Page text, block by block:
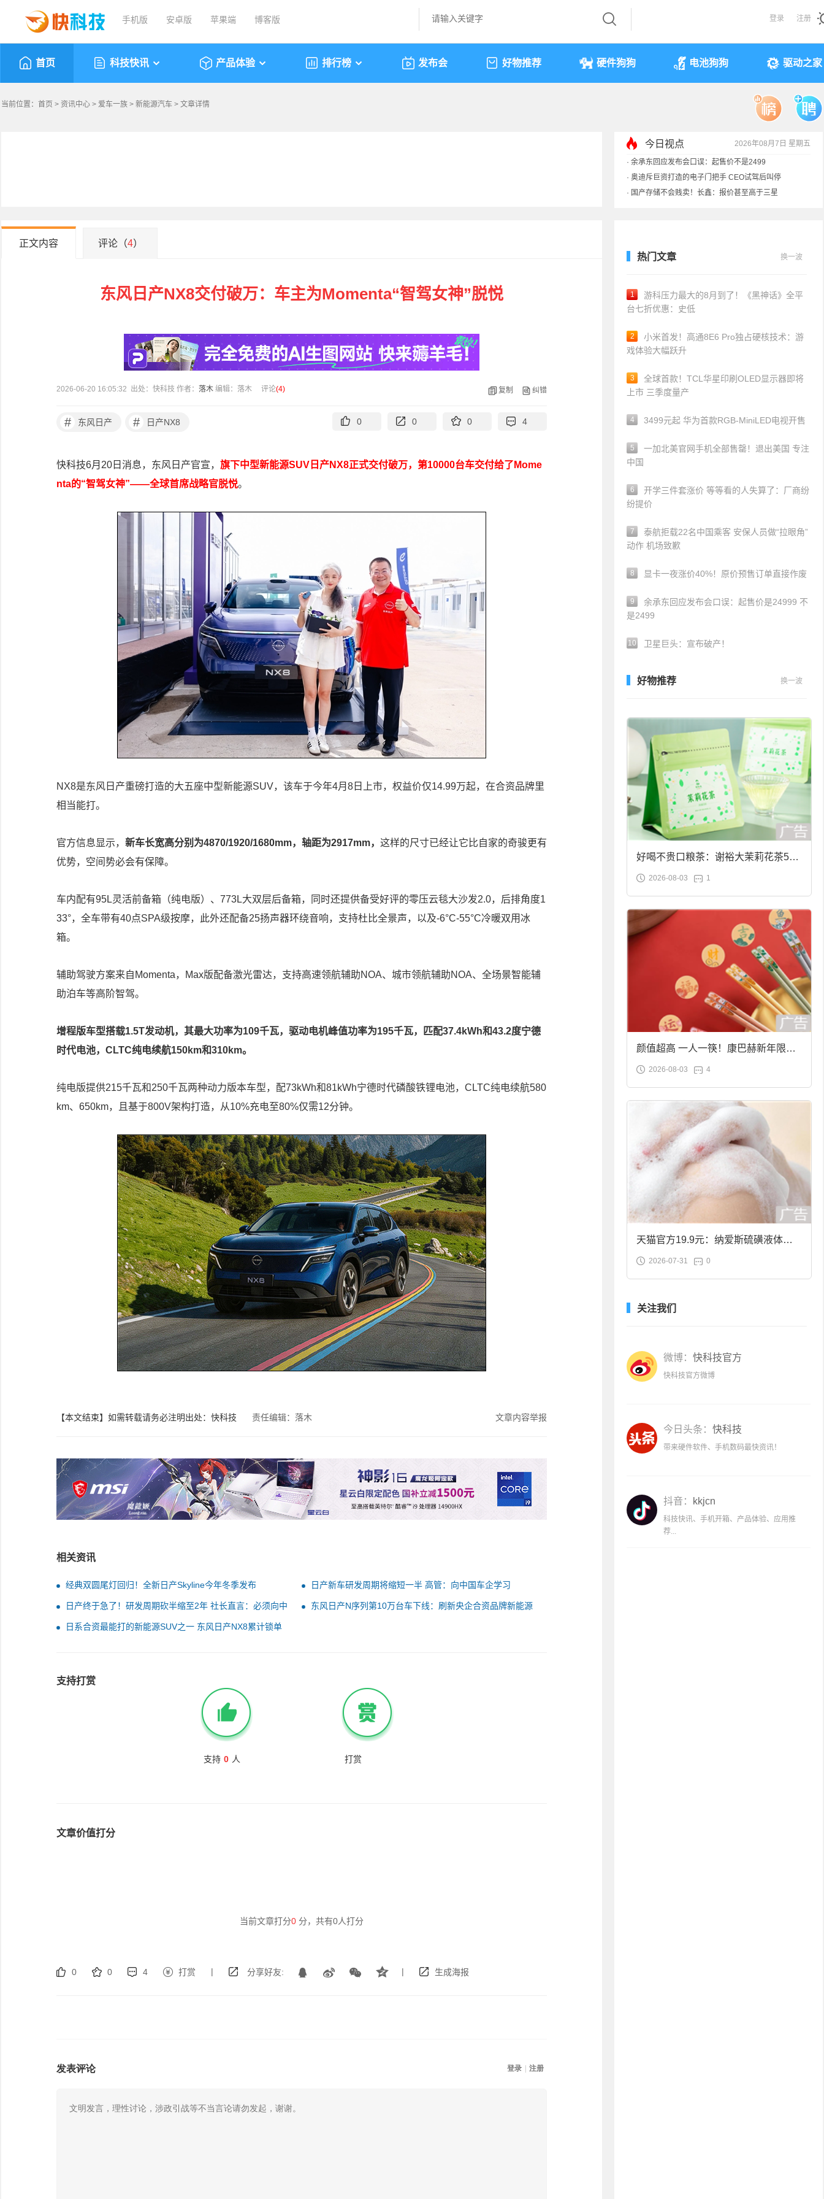
手机版 安卓版 苹果端 博客版 登录 注册
首页 科技快讯 产品体验 排行榜 发布会 好物推荐 硬件狗狗 电池狗狗 驱动之家
当前位置： 首页 > 资讯中心 > 爱车一族 > 新能源汽车 > 文章详情
今日视点 2026年08月7日 星期五
· 余承东回应发布会口误：起售价不是2499
· 奥迪斥巨资打造的电子门把手 CEO试驾后叫停
· 国产存储不会贱卖！长鑫：报价甚至高于三星
正文内容 评论（4）
东风日产NX8交付破万：车主为Momenta“智驾女神”脱悦
2026-06-20 16:05:32 出处：快科技 作者： 落木 编辑：落木 评论(4) 复制 纠错
# 东风日产 # 日产NX8 0 0 0 4
快科技6月20日消息，东风日产官宣， 旗下中型新能源SUV日产NX8正式交付破万，第10000台车交付给了Mome
nta的“智驾女神”——全球首席战略官脱悦。
NX8是东风日产重磅打造的大五座中型新能源SUV，该车于今年4月8日上市，权益价仅14.99万起，在合资品牌里
相当能打。
官方信息显示， 新车长宽高分别为4870/1920/1680mm，轴距为2917mm， 这样的尺寸已经让它比自家的奇骏更有
优势，空间势必会有保障。
车内配有95L灵活前备箱（纯电版）、773L大双层后备箱，同时还提供备受好评的零压云毯大沙发2.0，后排角度1
33°，全车带有40点SPA级按摩，此外还配备25扬声器环绕音响，支持杜比全景声，以及-6°C-55°C冷暖双用冰
箱。
辅助驾驶方案来自Momenta，Max版配备激光雷达，支持高速领航辅助NOA、城市领航辅助NOA、全场景智能辅
助泊车等高阶智驾。
增程版车型搭载1.5T发动机，其最大功率为109千瓦，驱动电机峰值功率为195千瓦，匹配37.4kWh和43.2度宁德
时代电池，CLTC纯电续航150km和310km。
纯电版提供215千瓦和250千瓦两种动力版本车型，配73kWh和81kWh宁德时代磷酸铁锂电池，CLTC纯电续航580
km、650km，且基于800V架构打造，从10%充电至80%仅需12分钟。
【本文结束】如需转载请务必注明出处：快科技 责任编辑：落木 文章内容举报
相关资讯
经典双圆尾灯回归！全新日产Skyline今年冬季发布 日产新车研发周期将缩短一半 高管：向中国车企学习
日产终于急了！研发周期砍半缩至2年 社长直言：必须向中
国学习
东风日产N序列第10万台车下线：刷新央企合资品牌新能源
日系合资最能打的新能源SUV之一 东风日产NX8累计锁单
支持打赏
支持 0 人 打赏
文章价值打分
当前文章打分0 分，共有0人打分
0 0 4 打赏 | 分享好友: | 生成海报
热门文章 换一波
1
游科压力最大的8月到了！《黑神话》全平
台七折优惠：史低
2
小米首发！高通8E6 Pro独占硬核技术：游
戏体验大幅跃升
3
全球首款！TCL华星印刷OLED显示器即将
上市 三季度量产
4 3499元起 华为首款RGB-MiniLED电视开售
5
一加北美官网手机全部售罄！退出美国 专注
中国
6
开学三件套涨价 等等看的人失算了：厂商纷
纷提价
7
泰航拒载22名中国乘客 安保人员做“拉眼角”
动作 机场致歉
8 显卡一夜涨价40%！原价预售订单直接作废
9
余承东回应发布会口误：起售价是24999 不
是2499
10 卫星巨头：宣布破产！
好物推荐 换一波
好喝不贵口粮茶：谢裕大茉莉花茶50g
袋装9.9元到手
2026-08-03 1
颜值超高 一人一筷！康巴赫新年限定
合金筷子大促：19.9元
2026-08-03 4
天猫官方19.9元：纳爱斯硫磺液体香
皂2斤大促
2026-07-31 0
关注我们
微博： 快科技官方
快科技官方微博
今日头条： 快科技
带来硬件软件、手机数码最快资讯！
抖音： kkjcn
科技快讯、手机开箱、产品体验、应用推
荐...